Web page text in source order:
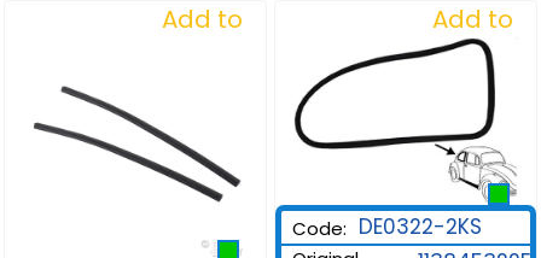
Add to
Add to
Wishlist
Code: DE0322-2KS